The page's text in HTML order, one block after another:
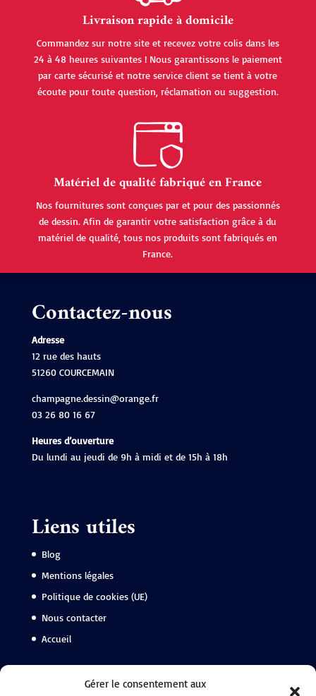
Gérer le consentement aux
Livraison rapide à domicile
Commandez sur notre site et recevez votre colis dans les
24 à 48 heures suivantes ! Nous garantissons le paiement
par carte sécurisé et notre service client se tient à votre
écoute pour toute question, réclamation ou suggestion.
Matériel de qualité fabriqué en France
Nos fournitures sont conçues par et pour des passionnés
de dessin. Afin de garantir votre satisfaction grâce à du
matériel de qualité, tous nos produits sont fabriqués en
France.
Contactez-nous
Adresse
12 rue des hauts
51260 COURCEMAIN
champagne.dessin@orange.fr
03 26 80 16 67
Heures d’ouverture
Du lundi au jeudi de 9h à midi et de 15h à 18h
Liens utiles
Blog
Mentions légales
Politique de cookies (UE)
Nous contacter
Accueil